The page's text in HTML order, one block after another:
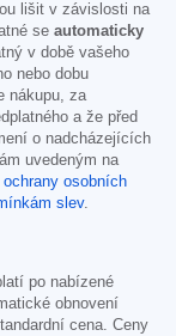
lišit v závislosti na
se automaticky
v době vašeho
nebo dobu
nákupu, za
a že před
o nadcházejících
uvedeným na
osobních
slev.
po nabízené
obnovení
cena. Ceny